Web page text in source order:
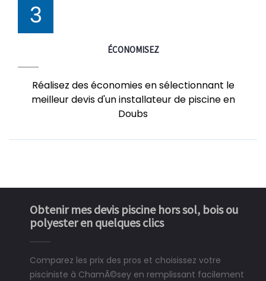
3
ÉCONOMISEZ
Réalisez des économies en sélectionnant le
meilleur devis d'un installateur de piscine en
Doubs
Obtenir mes devis piscine hors sol, bois ou
polyester en quelques clics
Comparez les prix des pros et choisissez votre
pisciniste à ChamÃ©sey en remplissant facilement